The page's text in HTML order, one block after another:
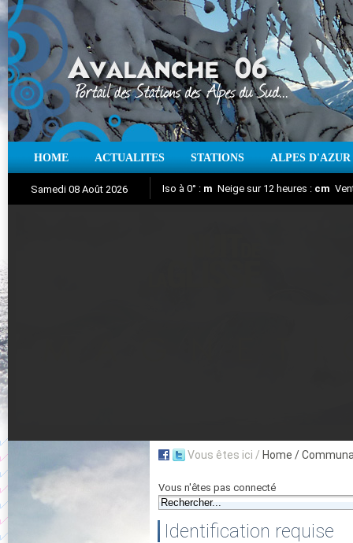
HOME ACTUALITES STATIONS ALPES D'AZUR
Samedi 08 Août 2026 Iso à 0° : m Neige sur 12 heures : cm
Vous êtes ici / Home /
Vous n'êtes pas connecté
Identification requise